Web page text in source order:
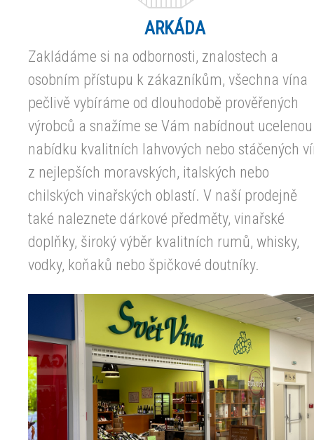
ARKÁDA
Zakládáme si na odbornosti, znalostech a
osobním přístupu k zákazníkům, všechna vína
pečlivě vybíráme od dlouhodobě prověřených
výrobců a snažíme se Vám nabídnout ucelenou
nabídku kvalitních lahvových nebo stáčených
z nejlepších moravských, italských nebo
chilských vinařských oblastí. V naší prodejně
také naleznete dárkové předměty, vinařské
doplňky, široký výběr kvalitních rumů, whisky,
vodky, koňaků nebo špičkové doutníky.